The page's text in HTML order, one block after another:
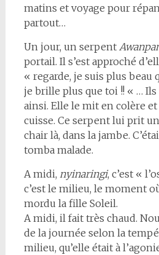
matins et voyage pour
partout…
Un jour, un serpent
portail. Il s’est approché
« regarde, je suis plus beau
je brille plus que toi !! « …
ainsi. Elle le mit en colère
cuisse. Ce serpent lui prit
chair là, dans la jambe.
tomba malade.
A midi, nyinaringi, c’est «
c’est le milieu, le moment
mordu la fille Soleil.
A midi, il fait très chaud.
de la journée selon la
milieu, qu’elle était à